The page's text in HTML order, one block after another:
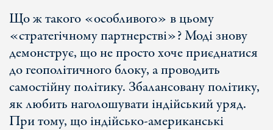
Що ж такого «особливого» в цьому
«стратегічному партнерстві»? Моді знову
демонструє, що не просто хоче приєднатися
до геополітичного блоку, а проводить
самостійну політику. Збалансовану політику,
як любить наголошувати індійський уряд.
При тому, що індійсько-американські